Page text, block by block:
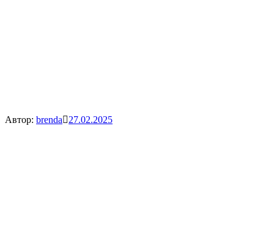
Автор: brenda 27.02.2025